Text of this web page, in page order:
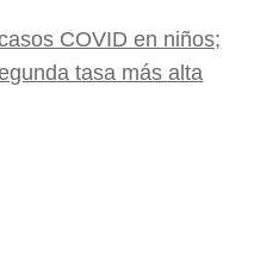
COVID en niños;
tasa más alta